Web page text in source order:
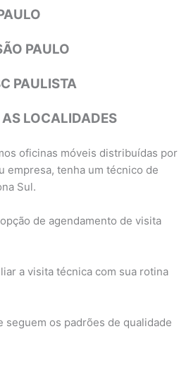
PAULO
PAULISTA
LOCALIDADES
oficinas móveis distribuídas por
empresa, tenha um técnico de
Sul.
de agendamento de visita
a visita técnica com sua rotina
os padrões de qualidade